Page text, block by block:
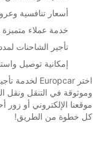
أسعار تنافسية
خدمة عملاء
تأجير الشاحنات
إمكانية توصيل
وموثوقة في التنقل ونقل
موقعنا الإلكتروني أو
كل خطوة من الطريق!